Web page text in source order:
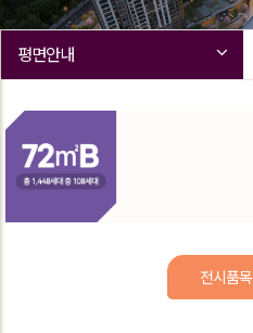
평면안내
전시품